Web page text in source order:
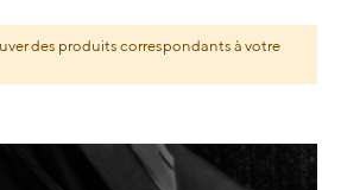
des produits correspondants à votre